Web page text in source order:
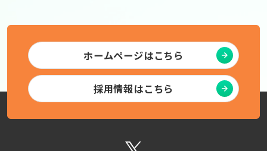
ホームページはこちら
採用情報はこちら